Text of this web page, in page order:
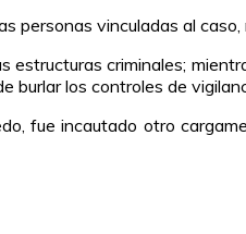
personas vinculadas al
estructuras criminales;
burlar los controles de
fue incautado otro